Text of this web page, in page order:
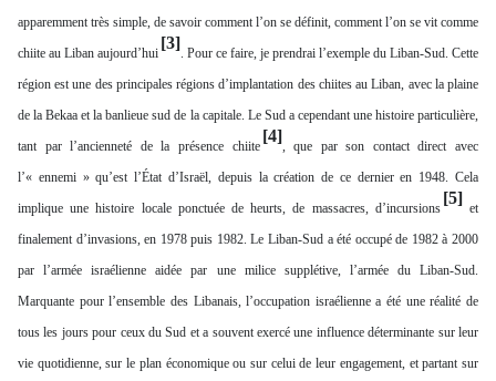
apparemment très simple, de savoir comment l’on se définit, comment l’on se vit comme
chiite au Liban aujourd’hui
[3]
. Pour ce faire, je prendrai l’exemple du Liban-Sud. Cette
région est une des principales régions d’implantation des chiites au Liban, avec la plaine
de la Bekaa et la banlieue sud de la capitale. Le Sud a cependant une histoire particulière,
tant par l’ancienneté de la présence chiite
[4]
, que par son contact direct avec
l’« ennemi » qu’est l’État d’Israël, depuis la création de ce dernier en 1948. Cela
implique une histoire locale ponctuée de heurts, de massacres, d’incursions
[5]
et
finalement d’invasions, en 1978 puis 1982. Le Liban-Sud a été occupé de 1982 à 2000
par l’armée israélienne aidée par une milice supplétive, l’armée du Liban-Sud.
Marquante pour l’ensemble des Libanais, l’occupation israélienne a été une réalité de
tous les jours pour ceux du Sud et a souvent exercé une influence déterminante sur leur
vie quotidienne, sur le plan économique ou sur celui de leur engagement, et partant sur